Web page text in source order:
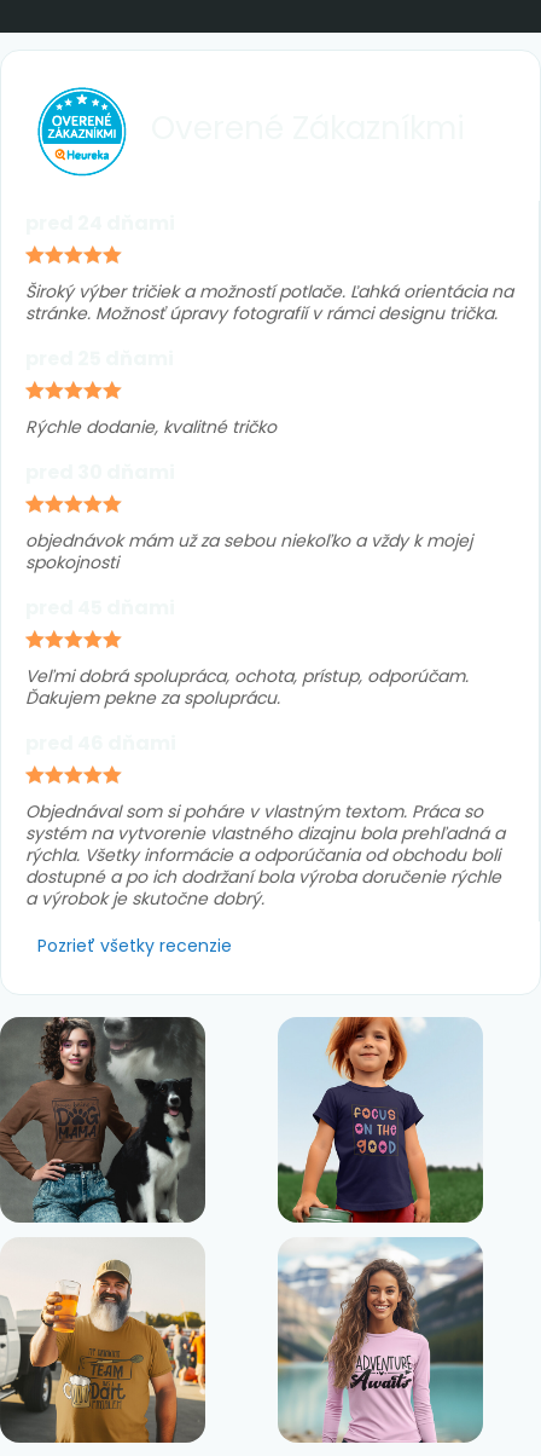
Široký výber tričiek a možností potlače. Ľahká orientácia na
stránke. Možnosť úpravy fotografií v rámci designu trička.
Rýchle dodanie, kvalitné tričko
objednávok mám už za sebou niekoľko a vždy k mojej
spokojnosti
Veľmi dobrá spolupráca, ochota, prístup, odporúčam.
Ďakujem pekne za spoluprácu.
Objednával som si poháre v vlastným textom. Práca so
systém na vytvorenie vlastného dizajnu bola prehľadná a
rýchla. Všetky informácie a odporúčania od obchodu boli
dostupné a po ich dodržaní bola výroba doručenie rýchle
a výrobok je skutočne dobrý.
Pozrieť všetky recenzie